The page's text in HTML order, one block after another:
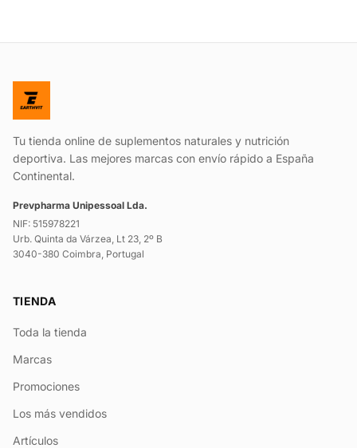
Tu tienda online de suplementos naturales y nutrición
deportiva. Las mejores marcas con envío rápido a España
Continental.
Prevpharma Unipessoal Lda.
NIF: 515978221
Urb. Quinta da Várzea, Lt 23, 2º B
3040-380 Coimbra, Portugal
TIENDA
Toda la tienda
Marcas
Promociones
Los más vendidos
Artículos